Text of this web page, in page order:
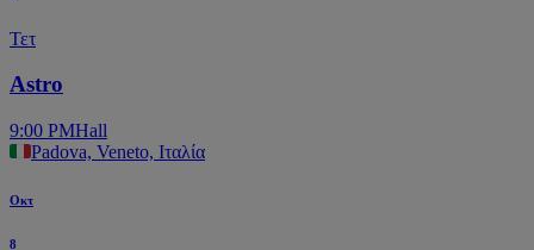
Τετ
Astro
9:00 PMHall
Padova, Veneto, Ιταλία
Οκτ
8